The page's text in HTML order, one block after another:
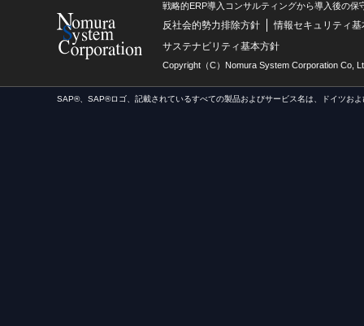
戦略的ERP導入コンサルティングから導入後の
反社会的勢力排除方針
情報セキュリティ基
サステナビリティ基本方針
Copyright（C）Nomura System Corporation Co,
SAP®、SAP®ロゴ、記載されているすべての製品およびサービス名は、ドイツお